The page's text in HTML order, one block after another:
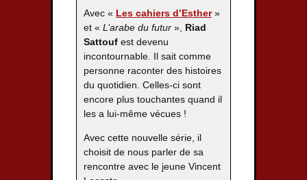
Avec « Les cahiers d’Esther»
et « L’arabe du futur », Riad
Sattouf est devenu
incontournable. Il sait comme
personne raconter des histoires
du quotidien. Celles-ci sont
encore plus touchantes quand il
les a lui-même vécues !
Avec cette nouvelle série, il
choisit de nous parler de sa
rencontre avec le jeune Vincent